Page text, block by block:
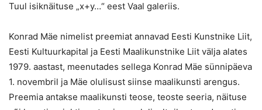
Tuul isiknäituse „x+y…“ eest Vaal galeriis.
Konrad Mäe nimelist preemiat annavad Eesti Kunstnike Liit,
Eesti Kultuurkapital ja Eesti Maalikunstnike Liit välja alates
1979. aastast, meenutades sellega Konrad Mäe sünnipäeva
1. novembril ja Mäe olulisust siinse maalikunsti arengus.
Preemia antakse maalikunsti teose, teoste seeria, näituse